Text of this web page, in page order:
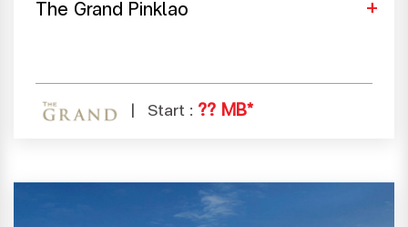
The Grand Pinklao
Start : ?? MB*